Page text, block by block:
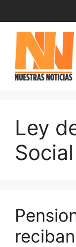
contenido
Ley
Social